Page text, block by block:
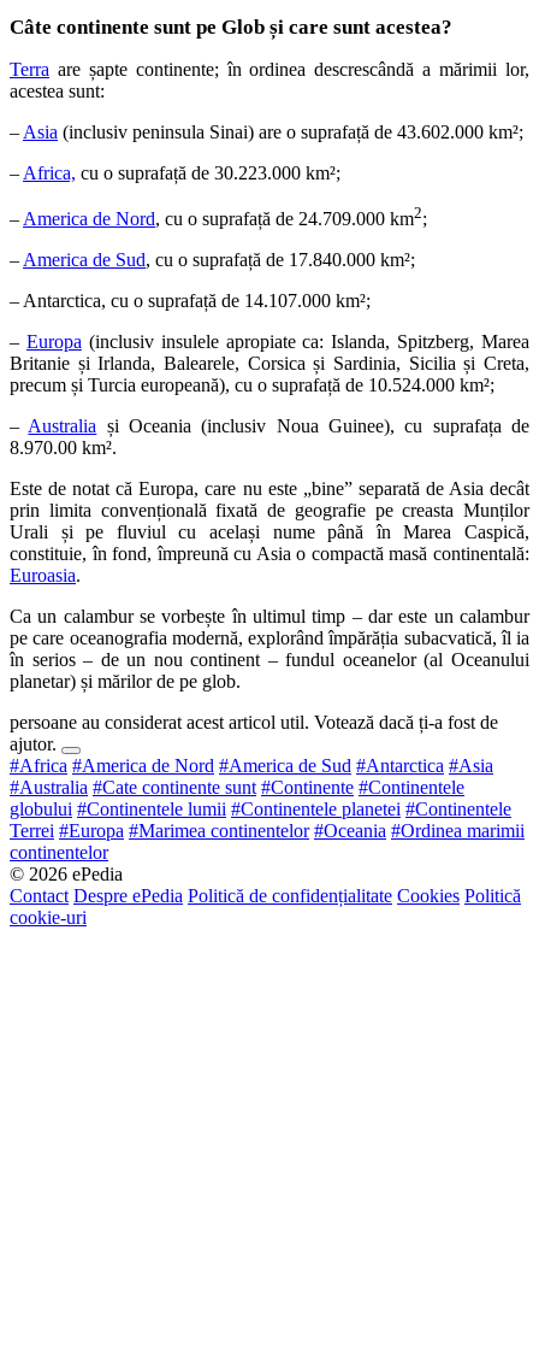
Câte continente sunt pe Glob și care sunt acestea?
Terra are șapte continente; în ordinea descrescândă a mărimii lor,
acestea sunt:
– Asia (inclusiv peninsula Sinai) are o suprafață de 43.602.000 km²;
– Africa, cu o suprafață de 30.223.000 km²;
–America de Nord, cu o suprafață de 24.709.000 km2;
–America de Sud, cu o suprafață de 17.840.000 km²;
– Antarctica, cu o suprafață de 14.107.000 km²;
– Europa(inclusiv insulele apropiate ca: Islanda, Spitzberg, Marea
Britanie și Irlanda, Balearele, Corsica și Sardinia, Sicilia și Creta,
precum și Turcia europeană), cu o suprafață de 10.524.000 km²;
–Australia și Oceania (inclusiv Noua Guinee), cu suprafața de
8.970.00 km².
Este de notat că Europa, care nu este „bine” separată de Asia decât
prin limita convențională fixată de geografie pe creasta Munților
Urali și pe fluviul cu același nume până în Marea Caspică,
constituie, în fond, împreună cu Asia o compactă masă continentală:
Euroasia.
Ca un calambur se vorbește în ultimul timp – dar este un calambur
pe care oceanografia modernă, explorând împărăția subacvatică, îl ia
în serios – de un nou continent – fundul oceanelor (al Oceanului
planetar) și mărilor de pe glob.
persoane au considerat acest articol util. Votează dacă ți-a fost de
ajutor.
#Africa #America de Nord #America de Sud #Antarctica #Asia
#Australia #Cate continente sunt #Continente #Continentele
globului #Continentele lumii #Continentele planetei #Continentele
Terrei #Europa #Marimea continentelor #Oceania #Ordinea marimii
continentelor
© 2026 ePedia
Contact Despre ePedia Politică de confidențialitate Cookies Politică
cookie-uri